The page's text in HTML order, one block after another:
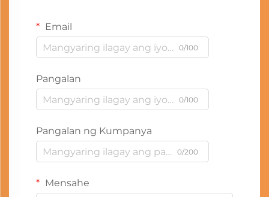
Email
0/100
Pangalan
0/100
Pangalan ng Kumpanya
0/200
Mensahe